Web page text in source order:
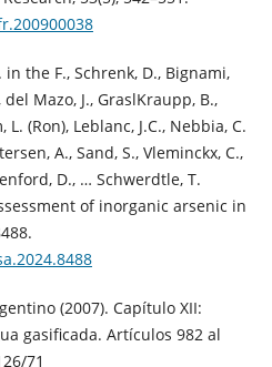
in the F., Schrenk, D., Bignami,
Mazo, J., GraslKraupp, B.,
(Ron), Leblanc, J.C., Nebbia, C.
A., Sand, S., Vleminckx, C.,
D., … Schwerdtle, T.
of inorganic arsenic in
(2007). Capítulo XII:
gasificada. Artículos 982 al
71